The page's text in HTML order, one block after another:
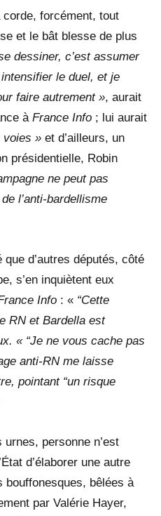
forcément, tout
et le bât blesse de plus
dessiner, c’est assumer
le duel, et je
faire autrement », aurait
à France Info ; lui aurait
voies » et d’ailleurs, un
présidentielle, Robin
ne peut pas
l’anti-bardellisme
d’autres députés, côté
s’en inquiètent eux
Info : « “Cette
RN et Bardella est
« “Je ne vous cache pas
anti-RN me laisse
pointant “un risque
personne n’est
d’élaborer une autre
bouffonesques, bêlées à
par Valérie Hayer,